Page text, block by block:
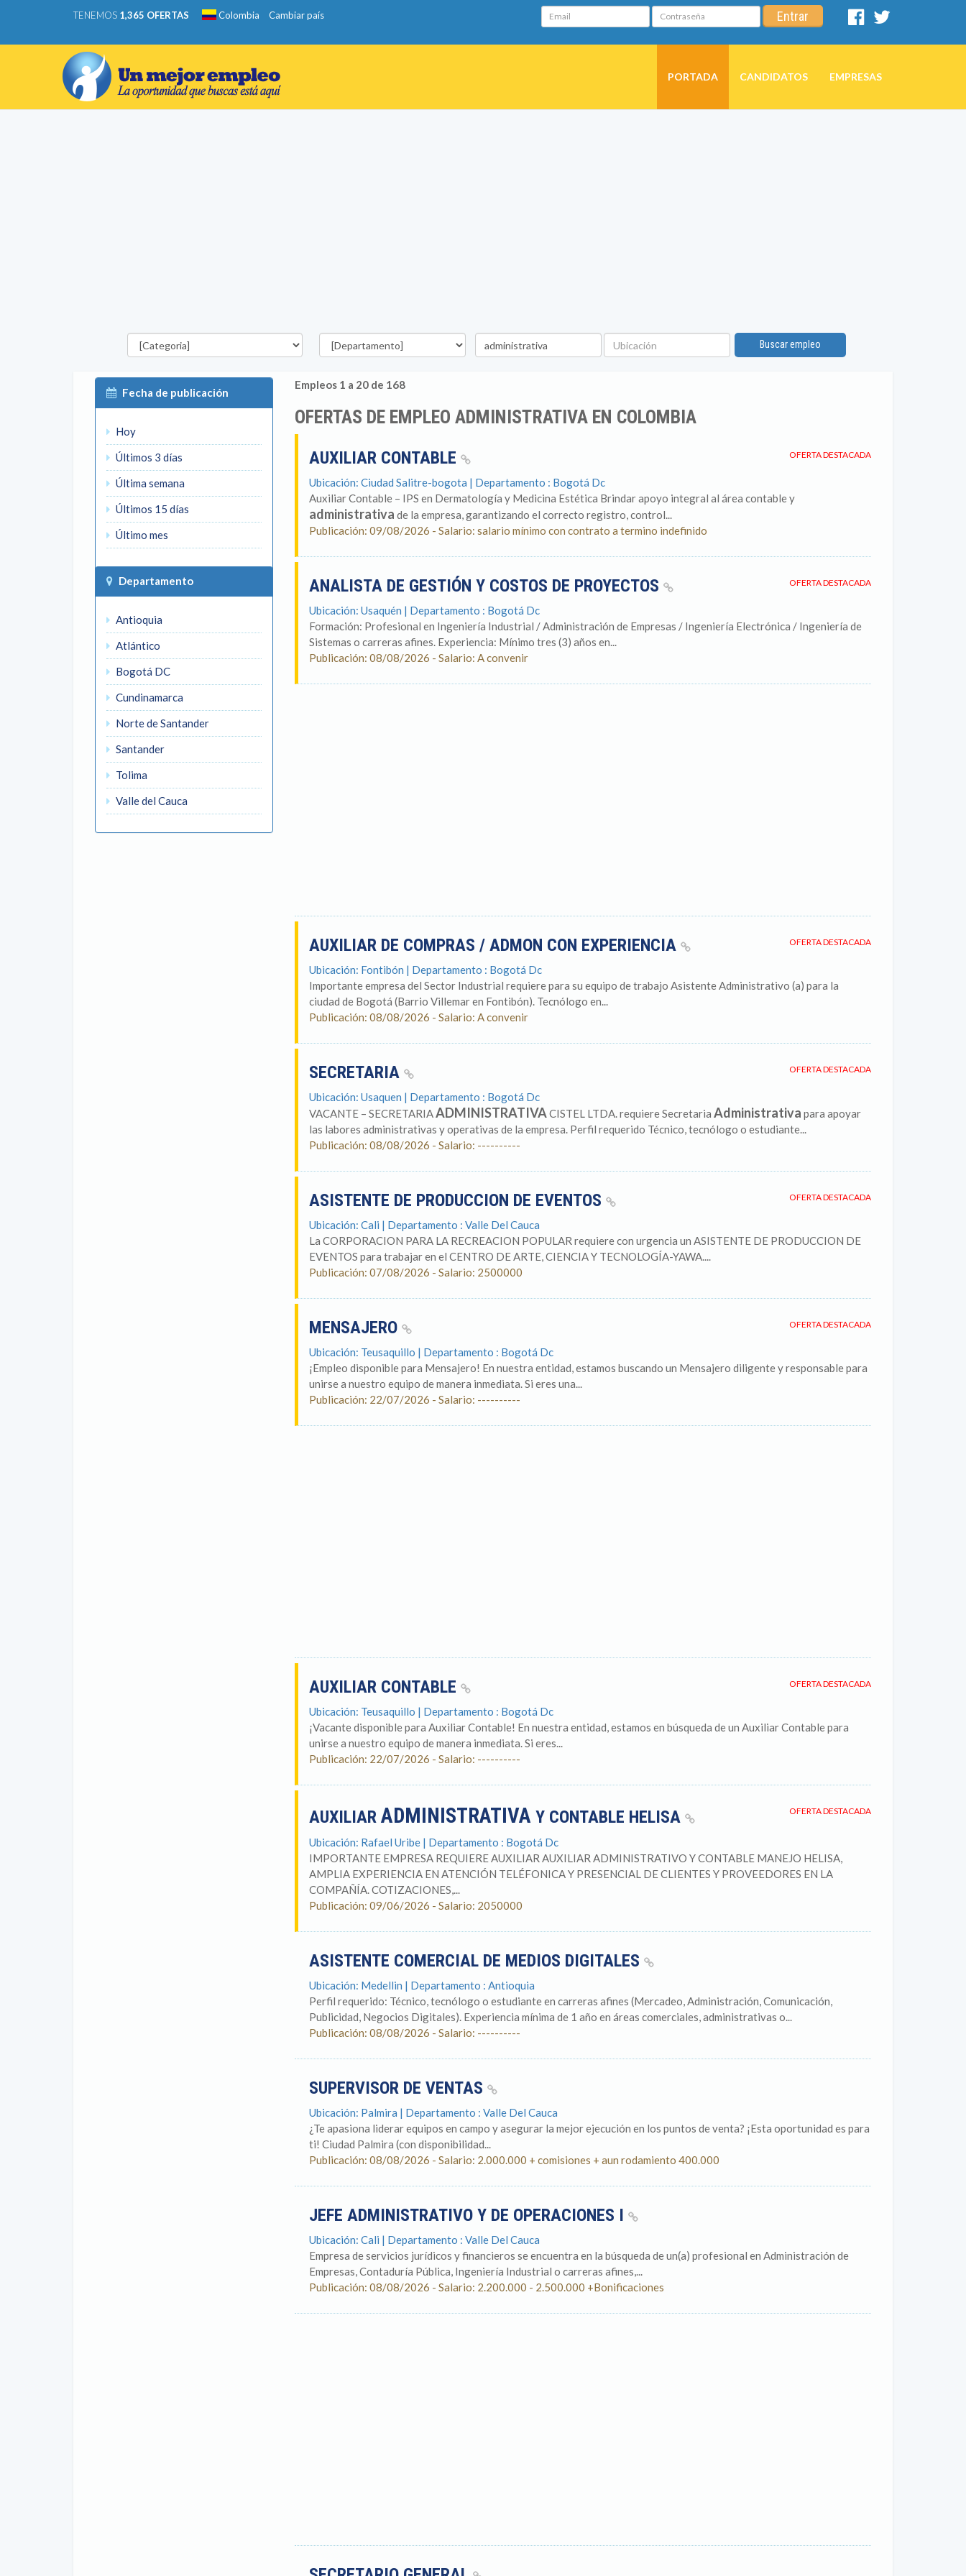
TENEMOS 1,365 OFERTAS Colombia Cambiar país Email Contraseña Entrar
Facebook
PORTADA CANDIDATOS EMPRESAS
Categorías Departamento
Palabra
clave
Ubicación
Buscar empleo
Fecha de publicación
Hoy
Últimos 3 días
Última semana
Últimos 15 días
Último mes
Departamento
Antioquia
Atlántico
Bogotá DC
Cundinamarca
Norte de Santander
Santander
Tolima
Valle del Cauca
Empleos 1 a 20 de 168
OFERTAS DE EMPLEO ADMINISTRATIVA EN COLOMBIA
OFERTA DESTACADA
AUXILIAR CONTABLE
Ubicación: Ciudad Salitre-bogota | Departamento : Bogotá Dc
Auxiliar Contable – IPS en Dermatología y Medicina Estética Brindar apoyo integral al área contable y
administrativa de la empresa, garantizando el correcto registro, control...
Publicación: 09/08/2026 - Salario: salario mínimo con contrato a termino indefinido
OFERTA DESTACADA
ANALISTA DE GESTIÓN Y COSTOS DE PROYECTOS
Ubicación: Usaquén | Departamento : Bogotá Dc
Formación: Profesional en Ingeniería Industrial / Administración de Empresas / Ingeniería Electrónica / Ingeniería de
Sistemas o carreras afines. Experiencia: Mínimo tres (3) años en...
Publicación: 08/08/2026 - Salario: A convenir
OFERTA DESTACADA
AUXILIAR DE COMPRAS / ADMON CON EXPERIENCIA
Ubicación: Fontibón | Departamento : Bogotá Dc
Importante empresa del Sector Industrial requiere para su equipo de trabajo Asistente Administrativo (a) para la
ciudad de Bogotá (Barrio Villemar en Fontibón). Tecnólogo en...
Publicación: 08/08/2026 - Salario: A convenir
OFERTA DESTACADA
SECRETARIA
Ubicación: Usaquen | Departamento : Bogotá Dc
VACANTE – SECRETARIAADMINISTRATIVACISTEL LTDA. requiere Secretaria Administrativa para apoyar
las labores administrativas y operativas de la empresa. Perfil requerido Técnico, tecnólogo o estudiante...
Publicación: 08/08/2026 - Salario: ----------
OFERTA DESTACADA
ASISTENTE DE PRODUCCION DE EVENTOS
Ubicación: Cali | Departamento : Valle Del Cauca
La CORPORACION PARA LA RECREACION POPULAR requiere con urgencia un ASISTENTE DE PRODUCCION DE
EVENTOS para trabajar en el CENTRO DE ARTE, CIENCIA Y TECNOLOGÍA-YAWA....
Publicación: 07/08/2026 - Salario: 2500000
OFERTA DESTACADA
MENSAJERO
Ubicación: Teusaquillo | Departamento : Bogotá Dc
¡Empleo disponible para Mensajero! En nuestra entidad, estamos buscando un Mensajero diligente y responsable para
unirse a nuestro equipo de manera inmediata. Si eres una...
Publicación: 22/07/2026 - Salario: ----------
OFERTA DESTACADA
AUXILIAR CONTABLE
Ubicación: Teusaquillo | Departamento : Bogotá Dc
¡Vacante disponible para Auxiliar Contable! En nuestra entidad, estamos en búsqueda de un Auxiliar Contable para
unirse a nuestro equipo de manera inmediata. Si eres...
Publicación: 22/07/2026 - Salario: ----------
OFERTA DESTACADA
AUXILIAR ADMINISTRATIVA Y CONTABLE HELISA
Ubicación: Rafael Uribe | Departamento : Bogotá Dc
IMPORTANTE EMPRESA REQUIERE AUXILIAR AUXILIAR ADMINISTRATIVO Y CONTABLE MANEJO HELISA,
AMPLIA EXPERIENCIA EN ATENCIÓN TELÉFONICA Y PRESENCIAL DE CLIENTES Y PROVEEDORES EN LA
COMPAÑÍA. COTIZACIONES,...
Publicación: 09/06/2026 - Salario: 2050000
ASISTENTE COMERCIAL DE MEDIOS DIGITALES
Ubicación: Medellin | Departamento : Antioquia
Perfil requerido: Técnico, tecnólogo o estudiante en carreras afines (Mercadeo, Administración, Comunicación,
Publicidad, Negocios Digitales). Experiencia mínima de 1 año en áreas comerciales, administrativas o...
Publicación: 08/08/2026 - Salario: ----------
SUPERVISOR DE VENTAS
Ubicación: Palmira | Departamento : Valle Del Cauca
¿Te apasiona liderar equipos en campo y asegurar la mejor ejecución en los puntos de venta? ¡Esta oportunidad es para
ti! Ciudad Palmira (con disponibilidad...
Publicación: 08/08/2026 - Salario: 2.000.000 + comisiones + aun rodamiento 400.000
JEFE ADMINISTRATIVO Y DE OPERACIONES I
Ubicación: Cali | Departamento : Valle Del Cauca
Empresa de servicios jurídicos y financieros se encuentra en la búsqueda de un(a) profesional en Administración de
Empresas, Contaduría Pública, Ingeniería Industrial o carreras afines,...
Publicación: 08/08/2026 - Salario: 2.200.000 - 2.500.000 +Bonificaciones